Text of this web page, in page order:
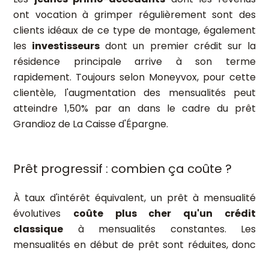
ont vocation à grimper régulièrement sont des
clients idéaux de ce type de montage, également
les investisseurs dont un premier crédit sur la
résidence principale arrive à son terme
rapidement. Toujours selon Moneyvox, pour cette
clientèle, l'augmentation des mensualités peut
atteindre 1,50% par an dans le cadre du prêt
Grandioz de La Caisse d'Épargne.
Prêt progressif : combien ça coûte ?
À taux d'intérêt équivalent, un prêt à mensualité
évolutives coûte plus cher qu'un crédit
classique à mensualités constantes. Les
mensualités en début de prêt sont réduites, donc